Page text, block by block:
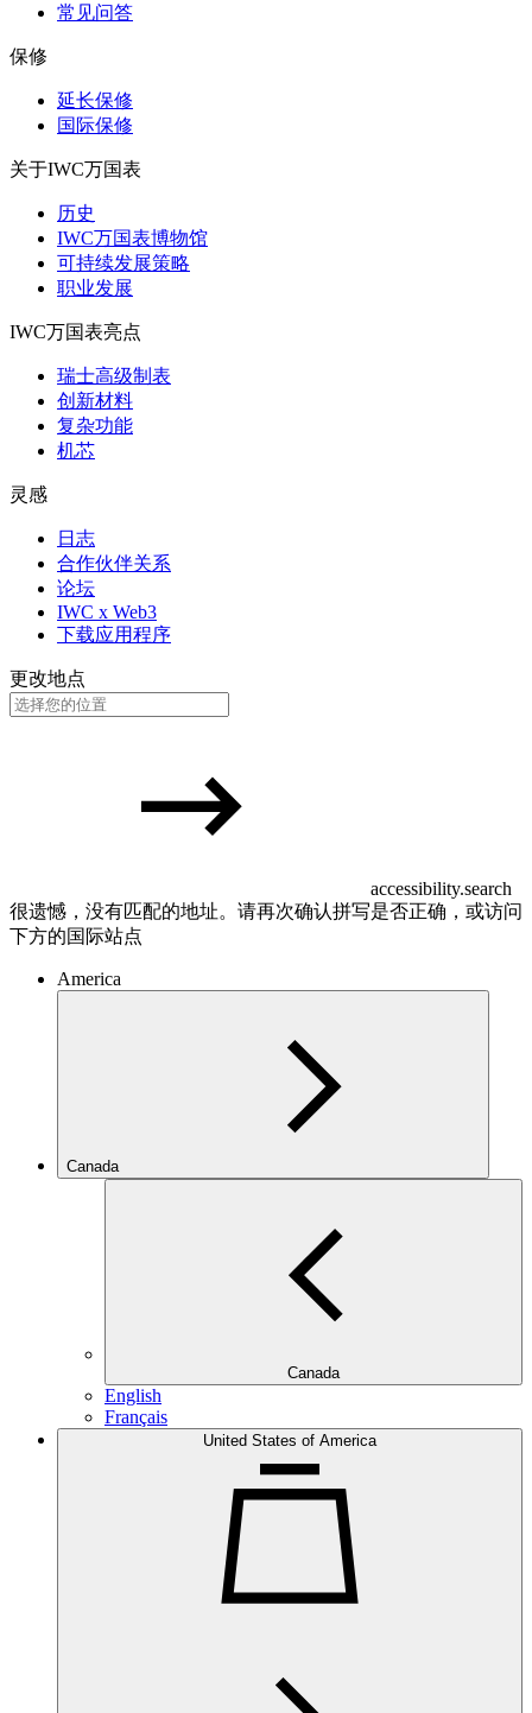
常见问答
保修
延长保修
国际保修
关于IWC万国表
历史
IWC万国表博物馆
可持续发展策略
职业发展
IWC万国表亮点
瑞士高级制表
创新材料
复杂功能
机芯
灵感
日志
合作伙伴关系
论坛
IWC x Web3
下载应用程序
更改地点
accessibility.search
很遗憾，没有匹配的地址。请再次确认拼写是否正确，或访问
下方的国际站点
America
Canada
Canada
English
Français
United States of America